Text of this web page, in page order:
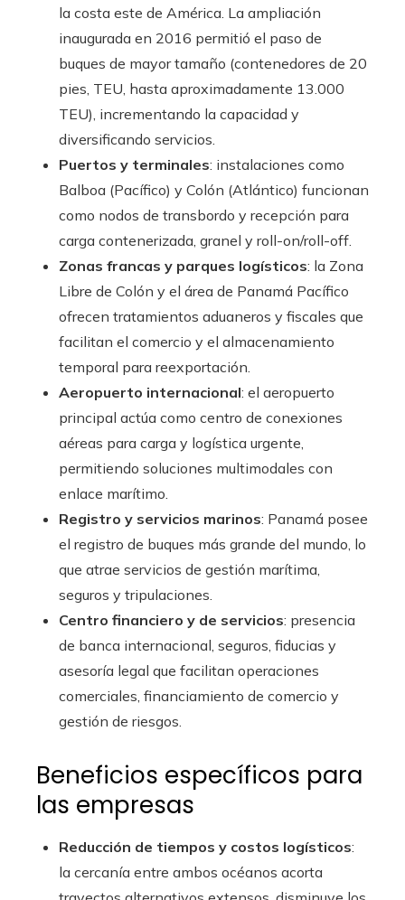
la costa este de América. La ampliación
inaugurada en 2016 permitió el paso de
buques de mayor tamaño (contenedores de 20
pies, TEU, hasta aproximadamente 13.000
TEU), incrementando la capacidad y
diversificando servicios.
Puertos y terminales: instalaciones como
Balboa (Pacífico) y Colón (Atlántico) funcionan
como nodos de transbordo y recepción para
carga contenerizada, granel y roll-on/roll-off.
Zonas francas y parques logísticos: la Zona
Libre de Colón y el área de Panamá Pacífico
ofrecen tratamientos aduaneros y fiscales que
facilitan el comercio y el almacenamiento
temporal para reexportación.
Aeropuerto internacional: el aeropuerto
principal actúa como centro de conexiones
aéreas para carga y logística urgente,
permitiendo soluciones multimodales con
enlace marítimo.
Registro y servicios marinos: Panamá posee
el registro de buques más grande del mundo, lo
que atrae servicios de gestión marítima,
seguros y tripulaciones.
Centro financiero y de servicios: presencia
de banca internacional, seguros, fiducias y
asesoría legal que facilitan operaciones
comerciales, financiamiento de comercio y
gestión de riesgos.
Beneficios específicos para
las empresas
Reducción de tiempos y costos logísticos:
la cercanía entre ambos océanos acorta